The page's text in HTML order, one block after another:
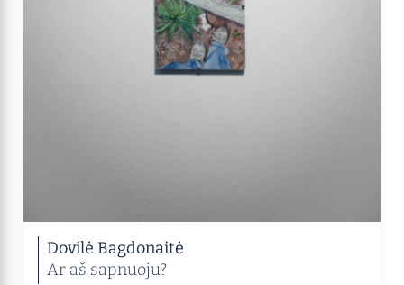
Dovilė Bagdonaitė
Ar aš sapnuoju?